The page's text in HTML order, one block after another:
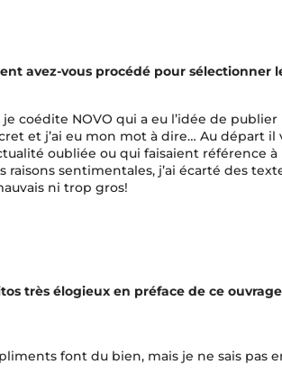
avez-vous procédé pour sélectionner
coédite NOVO qui a eu l’idée de
et j’ai eu mon mot à dire… Au départ il
oubliée ou qui faisaient référence à
sentimentales, j’ai écarté des
ni trop gros!
très élogieux en préface de ce
font du bien, mais je ne sais pas